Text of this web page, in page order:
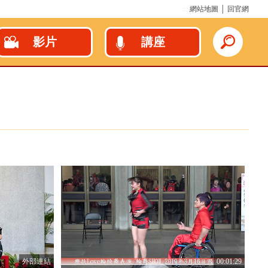
::: 網站地圖 回官網
影片 講座
外部連結 00:01:29